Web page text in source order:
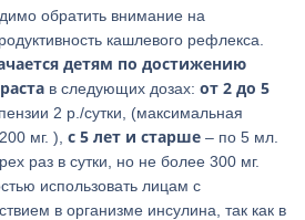
обратить внимание на
кашлевого рефлекса.
детям по достижению
в следующих дозах:от 2 до 5
2 р./сутки, (максимальная
мг. ),с 5 лет и старше – по 5 мл.
раз в сутки, но не более 300 мг.
использовать лицам с
в организме инсулина, так как в